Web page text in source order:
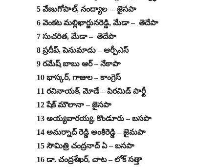
5 వేణుగోపాల్, నంద్యాల – జైసపా
6 వెంకట మల్లిఖార్జునరెడ్డి, మేడా – తెదేపా
7 సుచరిత, మేడా – తెదేపా
8 ప్రదీప్, పెనుమాడు – ఆర్పీఎస్
9 రమేష్ బాబు ఆర్ – నేకాపా
10 భాస్కర్, గాజుల – కాంగ్రెస్
11 రవినాయక్, మోడే – పిరమిడ్ పార్టీ
12 షేక్ మౌలానా – జైసపా
13 అయ్యవారయ్య, కొండూరు – బసపా
14 అమర్నాద్ రెడ్డి అంకిరెడ్డి – జైమపా
15 సౌమిత్రి చంద్రనాద్ ఏ – బసపా
16 డా. చంద్రశేఖర్, చాట – లోక్ సత్తా